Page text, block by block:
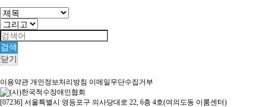
검색
닫기
이용약관 개인정보처리방침 이메일무단수집거부
[07236] 서울특별시 영등포구 의사당대로 22, 6층 4호(여의도동 이룸센터)